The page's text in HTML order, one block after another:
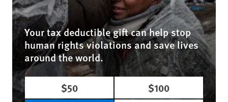
Your tax deductible gift can help stop
human rights violations and save lives
around the world.
$50
$100